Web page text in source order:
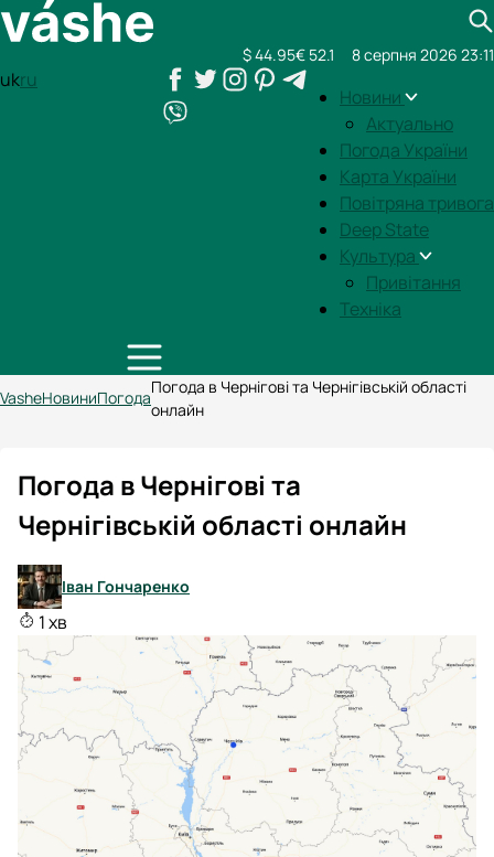
ukru
Новини
Актуально
Погода України
Карта України
Повітряна тривога
Deep State
Культура
Привітання
Техніка
$ 44.95€ 52.1 8 серпня 2026 23:11
VasheНовиниПогода
Погода в Чернігові та Чернігівській області
онлайн
Погода в Чернігові та
Чернігівській області онлайн
Іван Гончаренко
1 хв